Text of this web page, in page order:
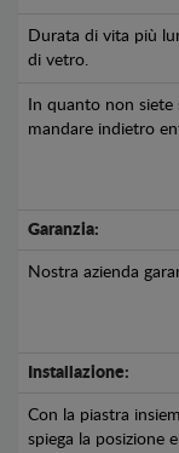
Durata di vita più
di vetro.
In quanto non
mandare indietro
Garanzia:
Nostra azienda
Installazione:
Con la piastra
spiega la posizione